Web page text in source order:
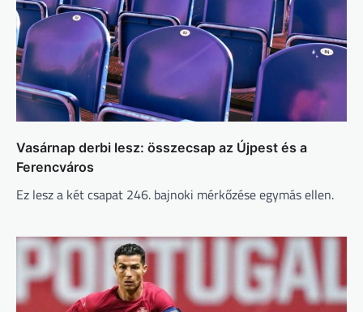
Vasárnap derbi lesz: összecsap az Újpest és a
Ferencváros
Ez lesz a két csapat 246. bajnoki mérkőzése egymás ellen.